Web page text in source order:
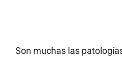
Son muchas las